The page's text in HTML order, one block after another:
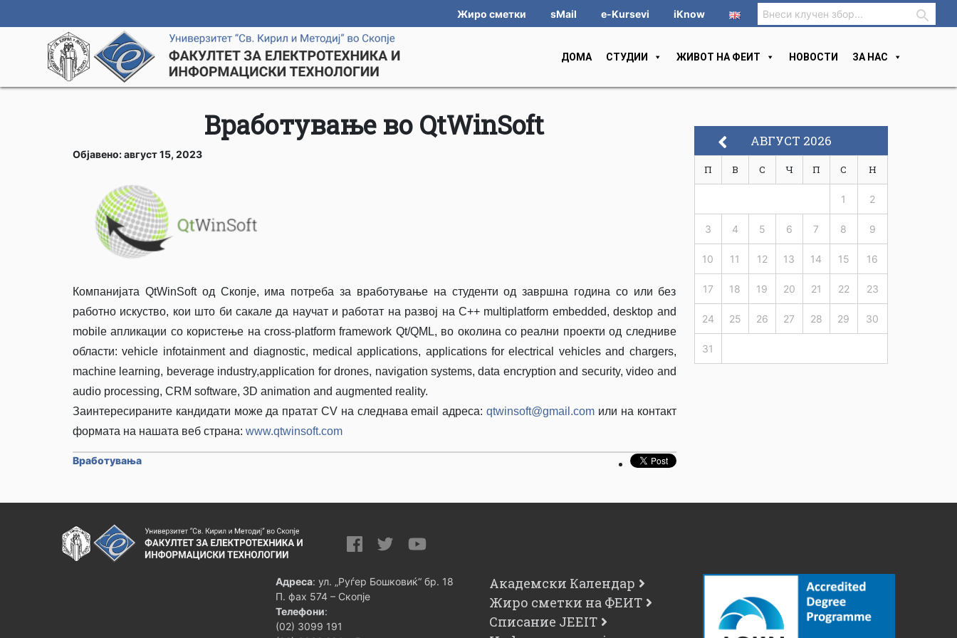
Жиро сметки sMail e-Kursevi iKnow
ДОМА СТУДИИ ЖИВОТ НА ФЕИТ НОВОСТИ ЗА НАС
Вработување во QtWinSoft
Објавено: август 15, 2023
Компанијата QtWinSoft од Скопје, има потреба за вработување на студенти од завршна година со или без
работно искуство, кои што би сакале да научат и работат на развој на C++ multiplatform embedded, desktop and
mobile апликации со користење на cross-platform framework Qt/QML, во околина со реални проекти од следниве
области: vehicle infotainment and diagnostic, medical applications, applications for electrical vehicles and chargers,
machine learning, beverage industry,application for drones, navigation systems, data encryption and security, video and
audio processing, CRM software, 3D animation and augmented reality.
Заинтересираните кандидати може да пратат CV на следнава email адреса:qtwinsoft@gmail.com или на контaкт
формата на нашата веб страна: www.qtwinsoft.com
Вработувања
АВГУСТ 2026
П В С Ч П С Н
1 2
3 4 5 6 7 8 9
10 11 12 13 14 15 16
17 18 19 20 21 22 23
24 25 26 27 28 29 30
31
Адреса: ул. „Руѓер Бошковиќ“ бр. 18
П. фах 574 – Скопје
Телефони:
(02) 3099 191
Академски Календар
Жиро сметки на ФЕИТ
Списание JEEIT